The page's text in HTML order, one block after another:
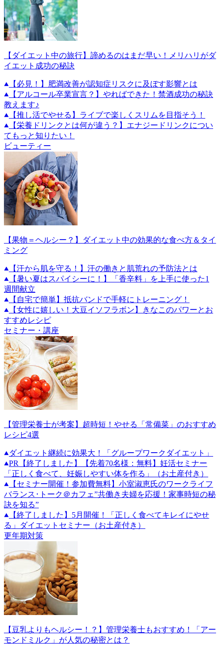
【ダイエット中の旅行】諦めるのはまだ早い！メリハリがダ
イエット成功の秘訣
【必見！】肥満改善が認知症リスクに及ぼす影響とは
【アルコール卒業宣言？】やればできた！禁酒成功の秘訣
教えます♪
【推し活でやせる】ライブで楽しくスリムを目指そう！
【栄養ドリンクとは何が違う？】エナジードリンクについ
てもっと知りたい！
ビューティー
【果物＝ヘルシー？】ダイエット中の効果的な食べ方＆タイ
ミング
【汗から肌を守る！】汗の働きと肌荒れの予防法とは
【暑い夏はスパイシーに！】「香辛料」を上手に使った1
週間献立
【自宅で簡単】抵抗バンドで手軽にトレーニング！
【女性に嬉しい！大豆イソフラボン】きなこのパワーとお
すすめレシピ
セミナー・講座
【管理栄養士が考案】超時短！やせる「常備菜」のおすすめ
レシピ4選
ダイエット継続に効果大！「グループワークダイエット」
PR
【終了しました】【先着70名様：無料】妊活セミナー
「正しく食べて、妊娠しやすい体を作る」（お土産付き）
【セミナー開催！参加費無料】小室淑恵氏のワークライフ
バランス･トーク＠カフェ”共働き夫婦を応援！家事時短の秘
訣を知る”
【終了しました】5月開催！「正しく食べてキレイにやせ
る」ダイエットセミナー（お土産付き）
更年期対策
【豆乳よりもヘルシー！？】管理栄養士もおすすめ！「アー
モンドミルク」が人気の秘密とは？